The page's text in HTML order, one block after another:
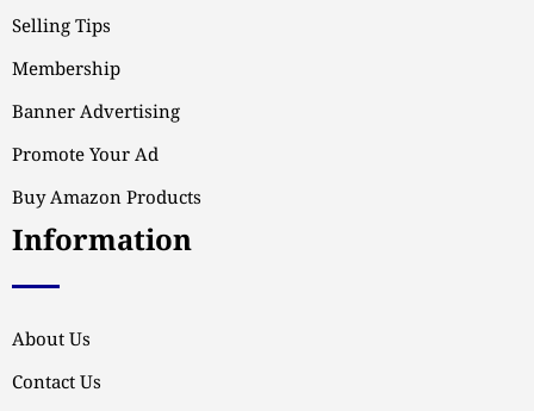
Selling Tips
Membership
Banner Advertising
Promote Your Ad
Buy Amazon Products
Information
About Us
Contact Us